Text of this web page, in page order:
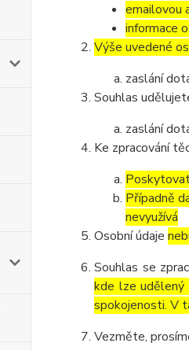
emailovou
informace
Výše uvedené
zaslání
Souhlas
zaslání
Ke zpracování
Případně
nevyužívá
Osobní údaje
Souhlas se
kde lze udělený
spokojenosti. V
Vezměte,